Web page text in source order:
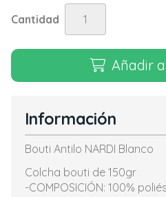
Cantidad
Añadir
Información
Bouti Antilo NARDI Blanco
Colcha bouti de 150gr
-COMPOSICIÓN: 100%